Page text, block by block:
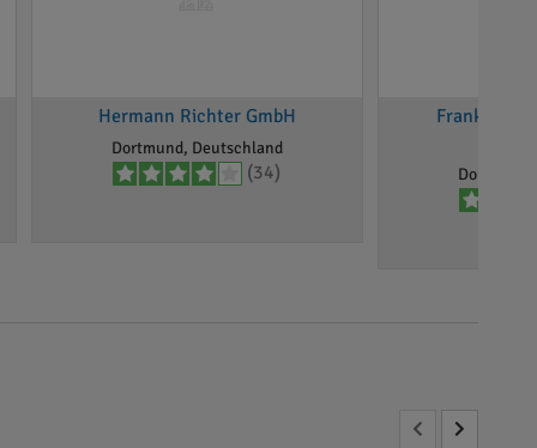
Hermann Richter GmbH
Dortmund, Deutschland
(34)
Frank